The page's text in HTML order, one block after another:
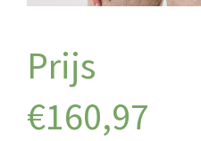
€160,97